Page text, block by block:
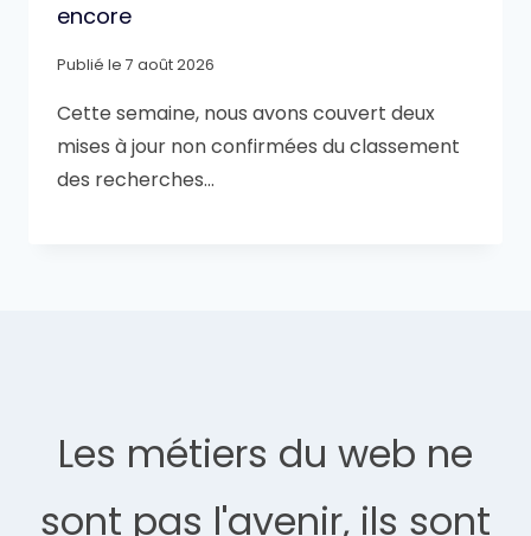
encore
Publié le 7 août 2026
Cette semaine, nous avons couvert deux
mises à jour non confirmées du classement
des recherches…
Les métiers du web ne
sont pas l'avenir, ils sont